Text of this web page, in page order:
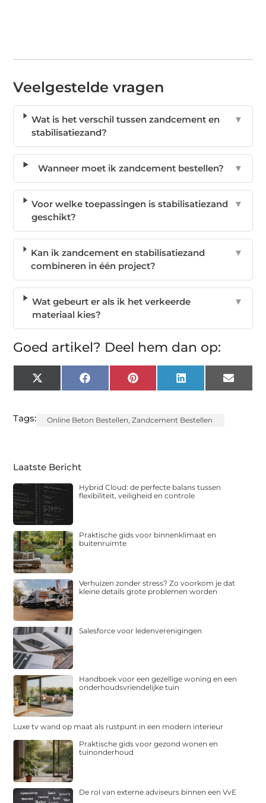
Veelgestelde vragen
Wat is het verschil tussen zandcement en
stabilisatiezand?
▼
Wanneer moet ik zandcement bestellen? ▼
Voor welke toepassingen is stabilisatiezand
geschikt?
▼
Kan ik zandcement en stabilisatiezand
combineren in één project?
▼
Wat gebeurt er als ik het verkeerde
materiaal kies?
▼
Goed artikel? Deel hem dan op:
X
(Twitter)
FacebookPinterest LinkedIn Email
Tags: Online Beton Bestellen ,Zandcement Bestellen
Laatste Bericht
Hybrid Cloud: de perfecte balans tussen
flexibiliteit, veiligheid en controle
Praktische gids voor binnenklimaat en
buitenruimte
Verhuizen zonder stress? Zo voorkom je dat
kleine details grote problemen worden
Salesforce voor ledenverenigingen
Handboek voor een gezellige woning en een
onderhoudsvriendelijke tuin
Luxe tv wand op maat als rustpunt in een modern interieur
Praktische gids voor gezond wonen en
tuinonderhoud
De rol van externe adviseurs binnen een VvE